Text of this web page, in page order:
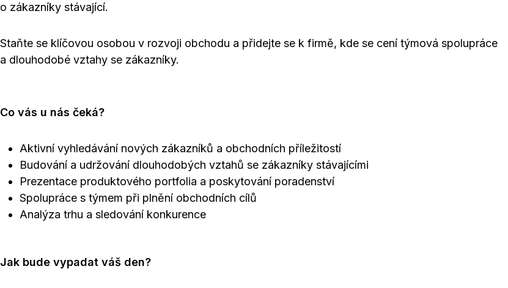
o zákazníky stávající.
Staňte se klíčovou osobou v rozvoji obchodu a přidejte se k firmě, kde se cení týmová spolupráce
a dlouhodobé vztahy se zákazníky.
Co vás u nás čeká?
Aktivní vyhledávání nových zákazníků a obchodních příležitostí
Budování a udržování dlouhodobých vztahů se zákazníky stávajícími
Prezentace produktového portfolia a poskytování poradenství
Spolupráce s týmem při plnění obchodních cílů
Analýza trhu a sledování konkurence
Jak bude vypadat váš den?